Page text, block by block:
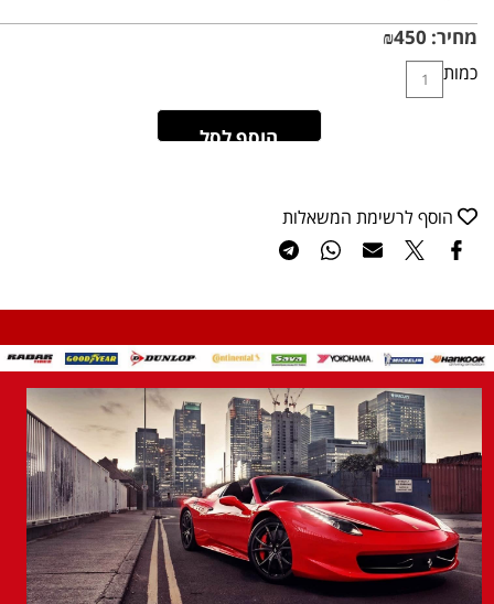
מחיר: ₪450
כמות
הוסף לסל
הוסף לרשימת המשאלות